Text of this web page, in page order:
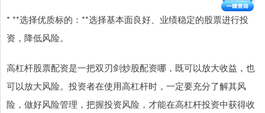
* **选择优质标的：**选择基本面良好、业绩稳定的股票进行投
资，降低风险。
高杠杆股票配资是一把双刃剑炒股配资哪，既可以放大收益，也
可以放大风险。投资者在使用高杠杆时，一定要充分了解其风
险，做好风险管理，把握投资风险，才能在高杠杆投资中获得收